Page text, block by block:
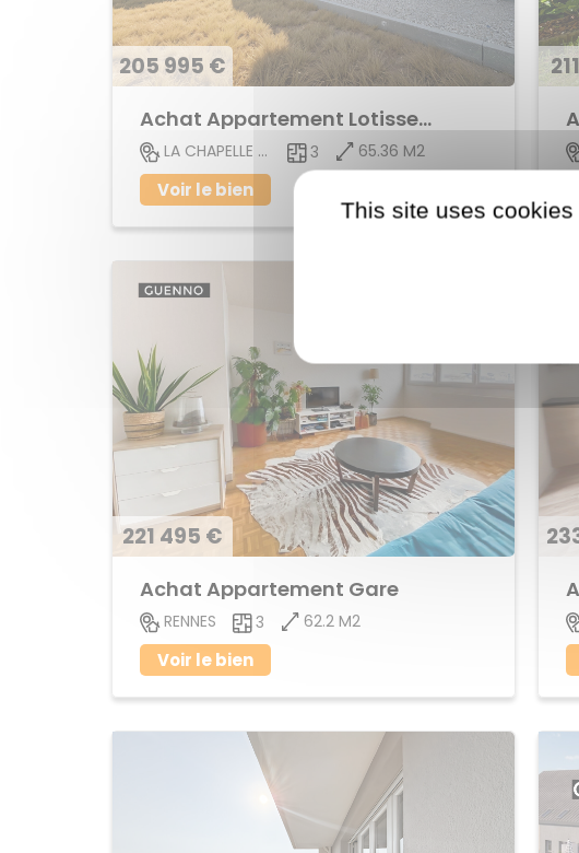
205 995 €
Achat Appartement Lotissement
LA CHAPELLE DES FOUGERETZ 3 65.36 M2
Voir le bien
221 495 €
Achat Appartement Gare
RENNES 3 62.2 M2
Voir le bien
This site uses